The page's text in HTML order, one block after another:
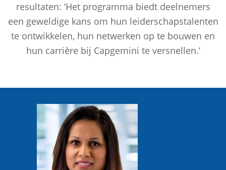
resultaten: ‘Het programma biedt deelnemers
een geweldige kans om hun leiderschapstalenten
te ontwikkelen, hun netwerken op te bouwen en
hun carrière bij Capgemini te versnellen.’